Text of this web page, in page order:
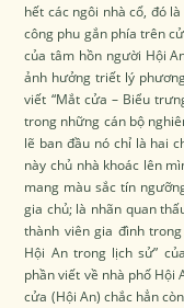
hết các ngôi nhà cổ, đó
công phu gắn phía trên
của tâm hồn người Hội
ảnh hưởng triết lý
viết “Mắt cửa – Biểu
trong những cán bộ
lẽ ban đầu nó chỉ là hai
này chủ nhà khoác lên
mang màu sắc tín
gia chủ; là nhãn quan
thành viên gia đình
Hội An trong lịch sử”
phần viết về nhà phố Hội
cửa (Hội An) chắc hẳn